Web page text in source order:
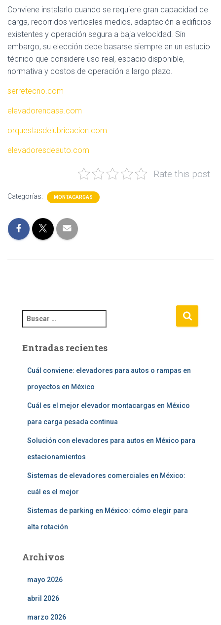
Conviene instalarlo cuando se requiere gran capacidad de
carga, recorridos verticales medios, adaptación a edificios
existentes y operación segura a baja velocidad. Sin
embargo, su elección debe basarse siempre en un estudio
técnico que considere uso real, espacio disponible,
normativa y costos de operación a largo plazo.
serretecno.com
elevadorencasa.com
orquestasdelubricacion.com
elevadoresdeauto.com
Rate this post
Categorías: MONTACARGAS
u
c
Entradas recientes
Cuál conviene: elevadores para autos o rampas en
proyectos en México
Cuál es el mejor elevador montacargas en México
para carga pesada continua
Solución con elevadores para autos en México para
estacionamientos
Sistemas de elevadores comerciales en México:
cuál es el mejor
Sistemas de parking en México: cómo elegir para
alta rotación
Archivos
mayo 2026
abril 2026
marzo 2026